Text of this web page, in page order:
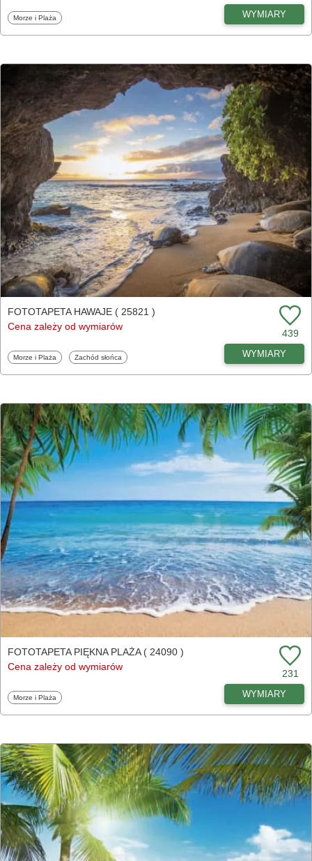
Fototapety
Morze i Plaża WYMIARY
FOTOTAPETA HAWAJE ( 25821 )
Cena zależy od wymiarów
439
Fototapety
Morze i Plaża Fototapety
Zachód słońca WYMIARY
FOTOTAPETA PIĘKNA PLAŻA ( 24090 )
Cena zależy od wymiarów
231
Fototapety
Morze i Plaża WYMIARY